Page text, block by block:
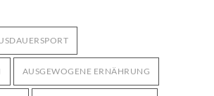
ohne Geräte
AUSGEWOGENE ERNÄHRUNG